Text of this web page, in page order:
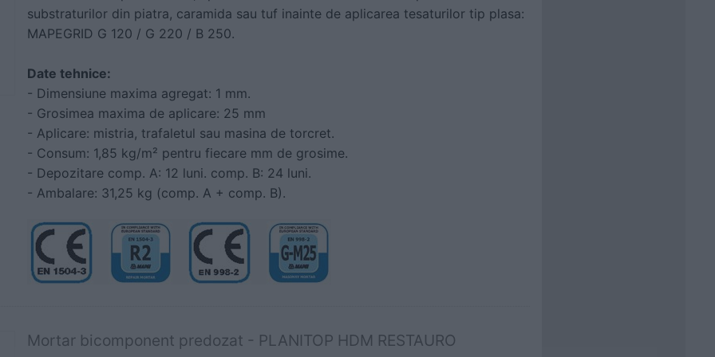
substraturilor din piatra, caramida sau tuf inainte de aplicarea tesaturilor tip plasa:
MAPEGRID G 120 / G 220 / B 250.
Date tehnice:
- Dimensiune maxima agregat: 1 mm.
- Grosimea maxima de aplicare: 25 mm
- Aplicare: mistria, trafaletul sau masina de torcret.
- Consum: 1,85 kg/m² pentru fiecare mm de grosime.
- Depozitare comp. A: 12 luni. comp. B: 24 luni.
- Ambalare: 31,25 kg (comp. A + comp. B).
Mortar bicomponent predozat - PLANITOP HDM RESTAURO